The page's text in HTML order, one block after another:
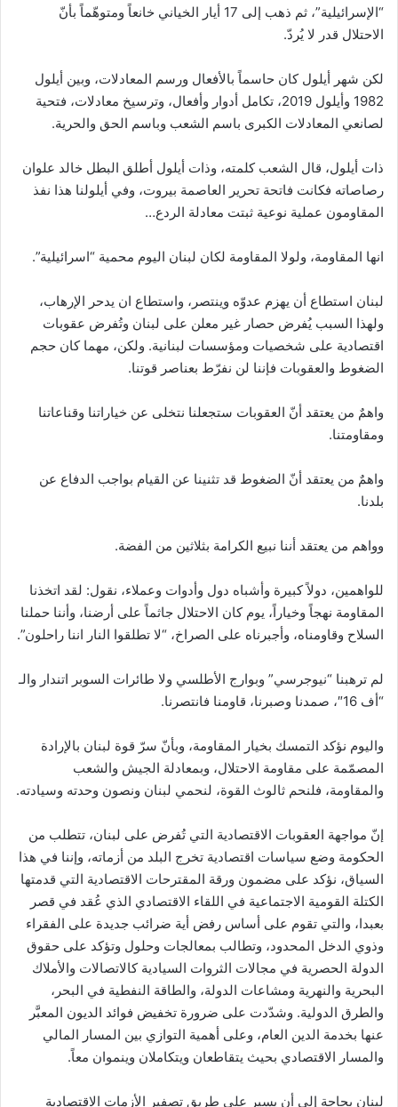
“الإسرائيلية”، ثم ذهب إلى 17 أيار الخياني خانعاً ومتوهّماً بأنّ
الاحتلال قدر لا يُردّ.
لكن شهر أيلول كان حاسماً بالأفعال ورسم المعادلات، وبين أيلول
1982 وأيلول 2019، تكامل أدوار وأفعال، وترسيخ معادلات، فتحية
لصانعي المعادلات الكبرى باسم الشعب وباسم الحق والحرية.
ذات أيلول، قال الشعب كلمته، وذات أيلول أطلق البطل خالد علوان
رصاصاته فكانت فاتحة تحرير العاصمة بيروت، وفي أيلولنا هذا نفذ
المقاومون عملية نوعية ثبتت معادلة الردع…
انها المقاومة، ولولا المقاومة لكان لبنان اليوم محمية “اسرائيلية”.
لبنان استطاع أن يهزم عدوّه وينتصر، واستطاع ان يدحر الإرهاب،
ولهذا السبب يُفرض حصار غير معلن على لبنان وتُفرض عقوبات
اقتصادية على شخصيات ومؤسسات لبنانية. ولكن، مهما كان حجم
الضغوط والعقوبات فإننا لن نفرّط بعناصر قوتنا.
واهمٌ من يعتقد أنّ العقوبات ستجعلنا نتخلى عن خياراتنا وقناعاتنا
ومقاومتنا.
واهمٌ من يعتقد أنّ الضغوط قد تثنينا عن القيام بواجب الدفاع عن
بلدنا.
وواهم من يعتقد أننا نبيع الكرامة بثلاثين من الفضة.
للواهمين، دولاً كبيرة وأشباه دول وأدوات وعملاء، نقول: لقد اتخذنا
المقاومة نهجاً وخياراً، يوم كان الاحتلال جاثماً على أرضنا، وأننا حملنا
السلاح وقاومناه، وأجبرناه على الصراخ، “لا تطلقوا النار اننا راحلون”.
لم ترهبنا “نيوجرسي” وبوارج الأطلسي ولا طائرات السوبر اتندار والـ
“أف 16″، صمدنا وصبرنا، قاومنا فانتصرنا.
واليوم نؤكد التمسك بخيار المقاومة، وبأنّ سرّ قوة لبنان بالإرادة
المصمّمة على مقاومة الاحتلال، وبمعادلة الجيش والشعب
والمقاومة، فلنحم ثالوث القوة، لنحمي لبنان ونصون وحدته وسيادته.
إنّ مواجهة العقوبات الاقتصادية التي تُفرض على لبنان، تتطلب من
الحكومة وضع سياسات اقتصادية تخرج البلد من أزماته، وإننا في هذا
السياق، نؤكد على مضمون ورقة المقترحات الاقتصادية التي قدمتها
الكتلة القومية الاجتماعية في اللقاء الاقتصادي الذي عُقد في قصر
بعبدا، والتي تقوم على أساس رفض أية ضرائب جديدة على الفقراء
وذوي الدخل المحدود، وتطالب بمعالجات وحلول وتؤكد على حقوق
الدولة الحصرية في مجالات الثروات السيادية كالاتصالات والأملاك
البحرية والنهرية ومشاعات الدولة، والطاقة النفطية في البحر،
والطرق الدولية. وشدّدت على ضرورة تخفيض فوائد الديون المعبَّر
عنها بخدمة الدين العام، وعلى أهمية التوازي بين المسار المالي
والمسار الاقتصادي بحيث يتقاطعان ويتكاملان وينموان معاً.
لبنان بحاجة إلى أن يسير على طريق تصفير الأزمات الاقتصادية